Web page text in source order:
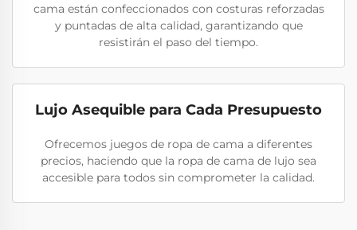
cama están confeccionados con costuras reforzadas
y puntadas de alta calidad, garantizando que
resistirán el paso del tiempo.
Lujo Asequible para Cada Presupuesto
Ofrecemos juegos de ropa de cama a diferentes
precios, haciendo que la ropa de cama de lujo sea
accesible para todos sin comprometer la calidad.